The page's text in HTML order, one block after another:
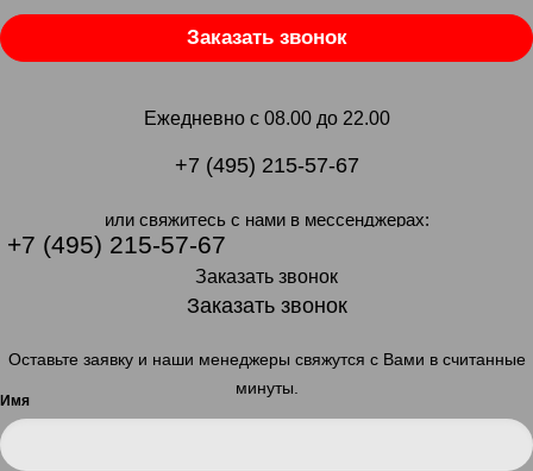
Заказать звонок
Ежедневно с 08.00 до 22.00
+7 (495) 215-57-67
или свяжитесь с нами в мессенджерах:
+7 (495) 215-57-67
Заказать звонок
Заказать звонок
Оставьте заявку и наши менеджеры свяжутся с Вами в считанные
минуты.
Имя